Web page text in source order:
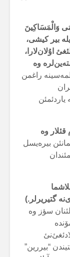
وَالْمَسَاكِينَ
بیر کیشی،
اۇلان‌لارا،
وە
راغمن
یاردئمئن
قئلار وە
بیرەیسل
گتیریرلر.)
آیتی‌یلە آلئنان سؤز وە
سورەسینین 40-نجئ آیتیندن “بیررین”